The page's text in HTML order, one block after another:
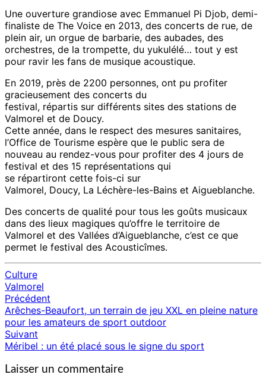
Une ouverture grandiose avec Emmanuel Pi Djob, demi-
finaliste de The Voice en 2013, des concerts de rue, de
plein air, un orgue de barbarie, des aubades, des
orchestres, de la trompette, du yukulélé… tout y est
pour ravir les fans de musique acoustique.
En 2019, près de 2200 personnes, ont pu profiter
gracieusement des concerts du
festival, répartis sur différents sites des stations de
Valmorel et de Doucy.
Cette année, dans le respect des mesures sanitaires,
l’Office de Tourisme espère que le public sera de
nouveau au rendez-vous pour profiter des 4 jours de
festival et des 15 représentations qui
se répartiront cette fois-ci sur
Valmorel, Doucy, La Léchère-les-Bains et Aigueblanche.
Des concerts de qualité pour tous les goûts musicaux
dans des lieux magiques qu’offre le territoire de
Valmorel et des Vallées d’Aigueblanche, c’est ce que
permet le festival des Acousticîmes.
Culture
Valmorel
Navigation
d'article
Précédent
Arêches-Beaufort, un terrain de jeu XXL en pleine nature
pour les amateurs de sport outdoor
Suivant
Méribel : un été placé sous le signe du sport
Laisser un commentaire